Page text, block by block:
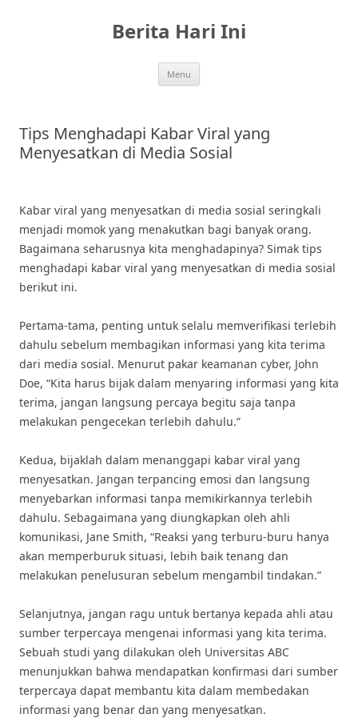
Berita Hari Ini
Menu
Tips Menghadapi Kabar Viral yang
Menyesatkan di Media Sosial
Kabar viral yang menyesatkan di media sosial seringkali
menjadi momok yang menakutkan bagi banyak orang.
Bagaimana seharusnya kita menghadapinya? Simak tips
menghadapi kabar viral yang menyesatkan di media sosial
berikut ini.
Pertama-tama, penting untuk selalu memverifikasi terlebih
dahulu sebelum membagikan informasi yang kita terima
dari media sosial. Menurut pakar keamanan cyber, John
Doe, “Kita harus bijak dalam menyaring informasi yang kita
terima, jangan langsung percaya begitu saja tanpa
melakukan pengecekan terlebih dahulu.”
Kedua, bijaklah dalam menanggapi kabar viral yang
menyesatkan. Jangan terpancing emosi dan langsung
menyebarkan informasi tanpa memikirkannya terlebih
dahulu. Sebagaimana yang diungkapkan oleh ahli
komunikasi, Jane Smith, “Reaksi yang terburu-buru hanya
akan memperburuk situasi, lebih baik tenang dan
melakukan penelusuran sebelum mengambil tindakan.”
Selanjutnya, jangan ragu untuk bertanya kepada ahli atau
sumber terpercaya mengenai informasi yang kita terima.
Sebuah studi yang dilakukan oleh Universitas ABC
menunjukkan bahwa mendapatkan konfirmasi dari sumber
terpercaya dapat membantu kita dalam membedakan
informasi yang benar dan yang menyesatkan.